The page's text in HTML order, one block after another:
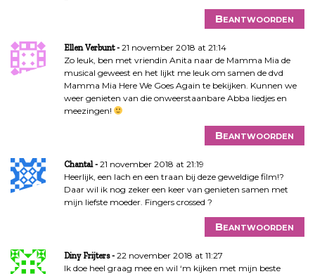
Beantwoorden
Ellen Verbunt
21 november 2018 at 21:14
Zo leuk, ben met vriendin Anita naar de Mamma Mia de
musical geweest en het lijkt me leuk om samen de dvd
Mamma Mia Here We Goes Again te bekijken. Kunnen we
weer genieten van die onweerstaanbare Abba liedjes en
meezingen!
Beantwoorden
Chantal
21 november 2018 at 21:19
Heerlijk, een lach en een traan bij deze geweldige film!?
Daar wil ik nog zeker een keer van genieten samen met
mijn liefste moeder. Fingers crossed ?
Beantwoorden
Diny Frijters
22 november 2018 at 11:27
Ik doe heel graag mee en wil ‘m kijken met mijn beste